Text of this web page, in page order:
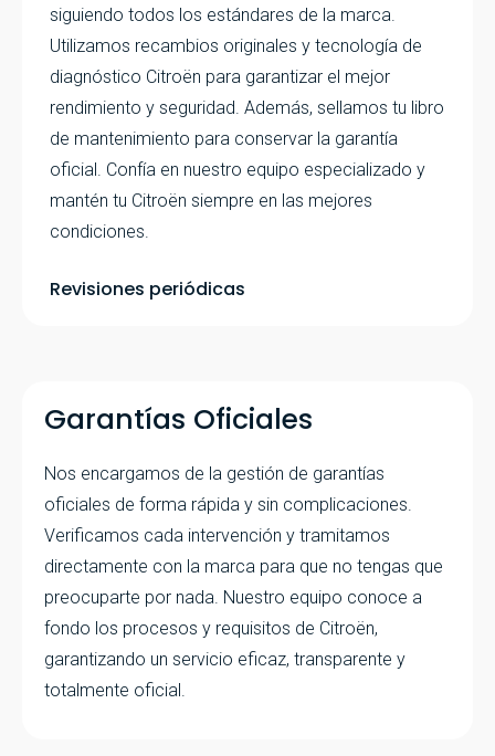
siguiendo todos los estándares de la marca.
Utilizamos recambios originales y tecnología de
diagnóstico Citroën para garantizar el mejor
rendimiento y seguridad. Además, sellamos tu libro
de mantenimiento para conservar la garantía
oficial. Confía en nuestro equipo especializado y
mantén tu Citroën siempre en las mejores
condiciones.
Revisiones periódicas
Garantías Oficiales
Nos encargamos de la gestión de garantías
oficiales de forma rápida y sin complicaciones.
Verificamos cada intervención y tramitamos
directamente con la marca para que no tengas que
preocuparte por nada. Nuestro equipo conoce a
fondo los procesos y requisitos de Citroën,
garantizando un servicio eficaz, transparente y
totalmente oficial.